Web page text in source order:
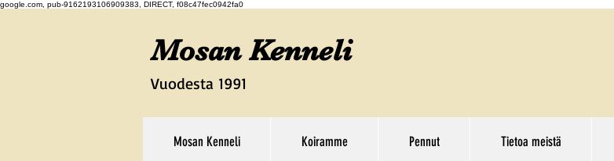
google.com, pub-9162193106909383, DIRECT, f08c47fec0942fa0
Mosan Kenneli
Vuodesta 1991
Mosan Kenneli Koiramme Pennut Tietoa meistä